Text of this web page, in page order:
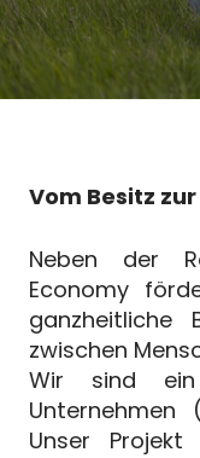
Vom Besitz
Neben der
Economy
ganzheitliche
zwischen
Wir sind ein
Unternehmen
Unser